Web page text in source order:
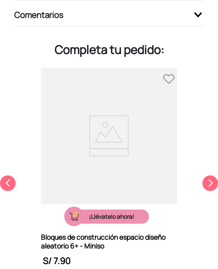
Comentarios
Completa tu pedido:
¡Llévatelo ahora!
Bloques de construcción espacio diseño
aleatorio 6+ - Miniso
S/7.90